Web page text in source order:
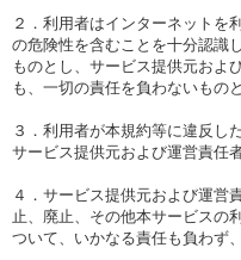
２．利用者はインターネットを
の危険性を含むことを十分認識
ものとし、サービス提供元およ
も、一切の責任を負わないもの
３．利用者が本規約等に違反し
サービス提供元および運営責任
４．サービス提供元および運営
止、廃止、その他本サービスの
ついて、いかなる責任も負わず